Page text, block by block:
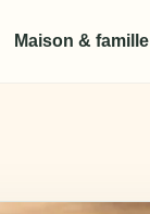
Maison & famille